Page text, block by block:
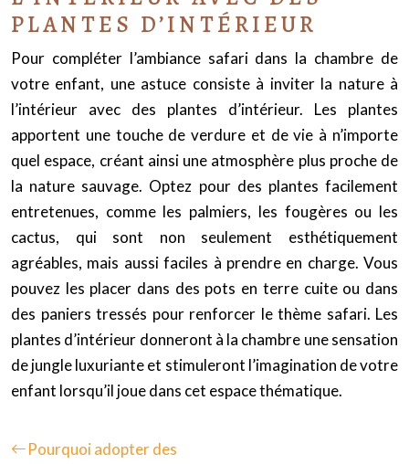
PLANTES D’INTÉRIEUR
Pour compléter l’ambiance safari dans la chambre de
votre enfant, une astuce consiste à inviter la nature à
l’intérieur avec des plantes d’intérieur. Les plantes
apportent une touche de verdure et de vie à n’importe
quel espace, créant ainsi une atmosphère plus proche de
la nature sauvage. Optez pour des plantes facilement
entretenues, comme les palmiers, les fougères ou les
cactus, qui sont non seulement esthétiquement
agréables, mais aussi faciles à prendre en charge. Vous
pouvez les placer dans des pots en terre cuite ou dans
des paniers tressés pour renforcer le thème safari. Les
plantes d’intérieur donneront à la chambre une sensation
de jungle luxuriante et stimuleront l’imagination de votre
enfant lorsqu’il joue dans cet espace thématique.
Pourquoi adopter des